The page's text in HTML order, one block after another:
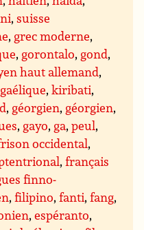
,suisse
, grec moderne,
, gorontalo, gond,
haut allemand,
gaélique,kiribati,
, géorgien, géorgien,
, gayo, ga,peul,
occidental,
,français
finno-
,filipino,fanti,fang,
,espéranto,